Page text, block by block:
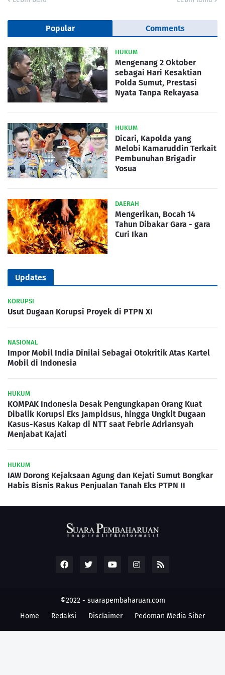
Popular Comments
HUKUM
Mengenang 2 Oktober
sebagai Hari Kesaktian
Polda Sumut, Prestasi
Nyata Tanpa Rekayasa
HUKUM
Dicari, Kapolda yang
Melobi Kamaruddin Terkait
Pembunuhan Brigadir
Yosua
DAERAH
Mengerikan, Bocah 14
Tahun Dibakar Gara - gara
Curi Ikan
Updates
KORUPSI
Usut Dugaan Korupsi Proyek di PTPN XI
NASIONAL
Impor Mobil India Dinilai Sebagai Otokritik Atas Kartel
Mobil di Indonesia
HUKUM
KOMPAK Indonesia Desak Pengungkapan Orang Kuat
Dibalik Korupsi Eks Jampidsus, hingga Ungkit Dugaan
Kasus-Kasus Kakap di NTT saat Febrie Adriansyah
Menjabat Kajati
HUKUM
IAW Dorong Kejaksaan Agung dan Kejati Sumut Bongkar
Habis Bisnis Rakus Penjualan Tanah Eks PTPN II
©2022 - suarapembaharuan.com
Home
Redaksi Disclaimer Pedoman Media Siber